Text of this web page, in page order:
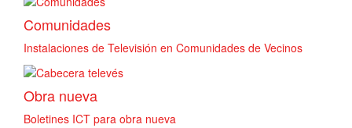
Comunidades
Instalaciones de Televisión en Comunidades de Vecinos
Obra nueva
Boletines ICT para obra nueva